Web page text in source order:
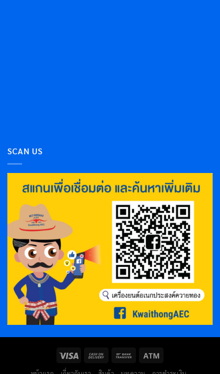
SCAN US